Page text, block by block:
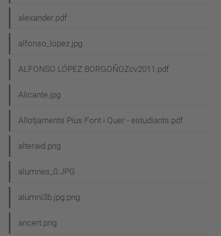
alexander.pdf
alfonso_lopez.jpg
ALFONSO LÓPEZ BORGOÑOZcv2011.pdf
Alicante.jpg
Allotjaments Pius Font i Quer - estudiants.pdf
alteraid.png
alumnes_0.JPG
alumni3b.jpg.png
ancert.png